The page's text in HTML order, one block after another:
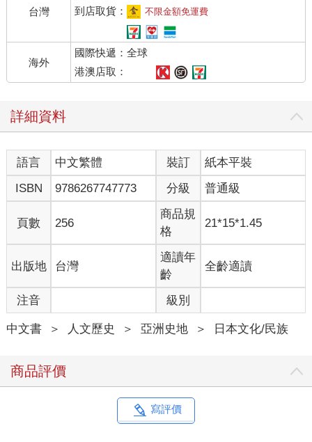
台灣
到店取貨：
不限金額免運費
海外
國際快遞：全球
港澳店取：
詳細資料
語言 中文繁體 裝訂
紙本平裝
ISBN
9786267747773 分級 普通級
頁數 256
商品規
格
21*15*1.45
出版地 台灣
適讀年
齡
全齡適讀
注音 級別
中文書 ＞ 人文歷史 ＞ 亞洲史地 ＞ 日本文化/民族
商品評價
寫評價